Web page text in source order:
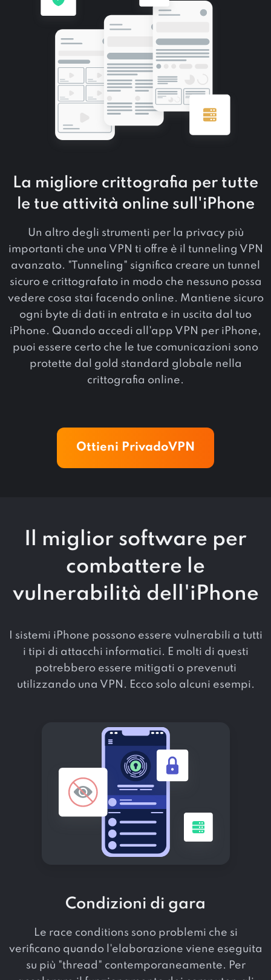
La migliore crittografia per tutte
le tue attività online sull'iPhone
Un altro degli strumenti per la privacy più
importanti che una VPN ti offre è il tunneling VPN
avanzato. "Tunneling" significa creare un tunnel
sicuro e crittografato in modo che nessuno possa
vedere cosa stai facendo online. Mantiene sicuro
ogni byte di dati in entrata e in uscita dal tuo
iPhone. Quando accedi all'app VPN per iPhone,
puoi essere certo che le tue comunicazioni sono
protette dal gold standard globale nella
crittografia online.
Ottieni PrivadoVPN
Il miglior software per
combattere le
vulnerabilità dell'iPhone
I sistemi iPhone possono essere vulnerabili a tutti
i tipi di attacchi informatici. E molti di questi
potrebbero essere mitigati o prevenuti
utilizzando una VPN. Ecco solo alcuni esempi.
Condizioni di gara
Le race conditions sono problemi che si
verificano quando l'elaborazione viene eseguita
su più "thread" contemporaneamente. Per